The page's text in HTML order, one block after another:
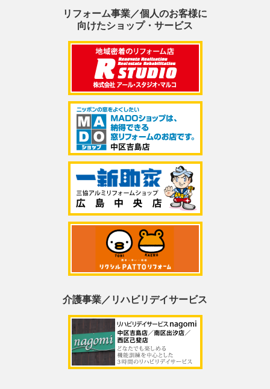
リフォーム事業／個人のお客様に
向けたショップ・サービス
介護事業／リハビリデイサービス